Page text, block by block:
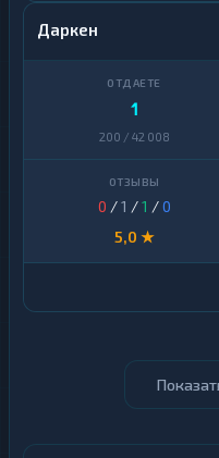
Даркен
1
200 / 42 008
0 /1 /1 /0
5,0 ★